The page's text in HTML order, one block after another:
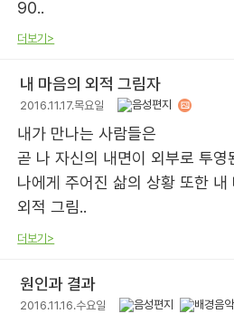
90..
더보기>
내 마음의 외적 그림자
2016.11.17.목요일
내가 만나는 사람들은
곧 나 자신의 내면이 외부로 투영
나에게 주어진 삶의 상황 또한 내
외적 그림..
더보기>
원인과 결과
2016.11.16.수요일